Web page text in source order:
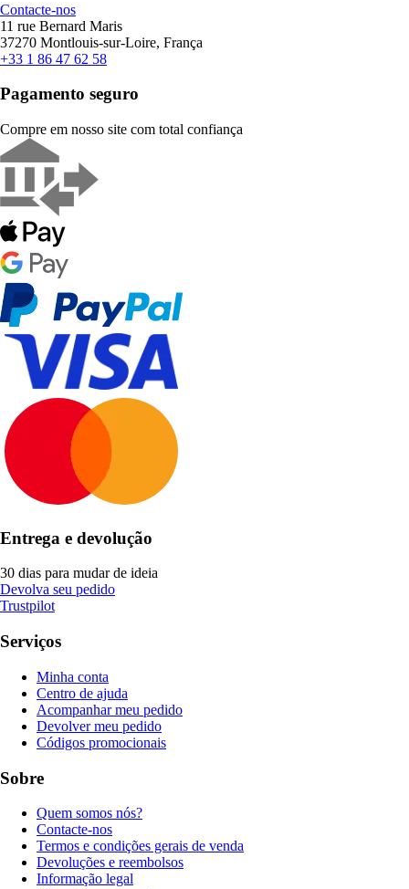
Contacte-nos
11 rue Bernard Maris
37270 Montlouis-sur-Loire, França
+33 1 86 47 62 58
Pagamento seguro
Compre em nosso site com total confiança
Entrega e devolução
30 dias para mudar de ideia
Devolva seu pedido
Trustpilot
Serviços
Minha conta
Centro de ajuda
Acompanhar meu pedido
Devolver meu pedido
Códigos promocionais
Sobre
Quem somos nós?
Contacte-nos
Termos e condições gerais de venda
Devoluções e reembolsos
Informação legal